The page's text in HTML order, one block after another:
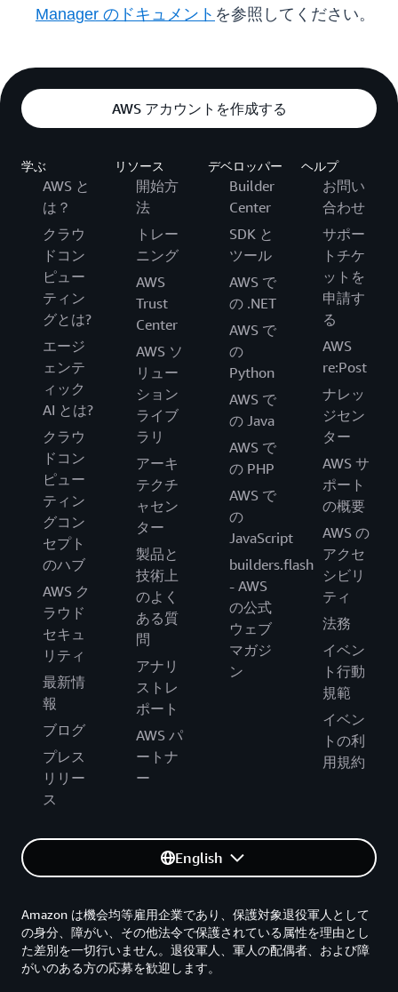
Manager のドキュメント を参照してください。
AWS アカウントを作成する
学ぶ
AWS と
は？
クラウ
ドコン
ピュー
ティン
グとは?
エージ
ェンテ
ィック
AI とは?
クラウ
ドコン
ピュー
ティン
グコン
セプト
のハブ
AWS ク
ラウド
セキュ
リティ
最新情
報
ブログ
プレス
リリー
ス
リソース
開始方
法
トレー
ニング
AWS
Trust
Center
AWS ソ
リュー
ション
ライブ
ラリ
アーキ
テクチ
ャセン
ター
製品と
技術上
のよく
ある質
問
アナリ
ストレ
ポート
AWS パ
ートナ
ー
デベロッパー
Builder
Center
SDK と
ツール
AWS で
の .NET
AWS で
の
Python
AWS で
の Java
AWS で
の PHP
AWS で
の
JavaScript
builders.flash
- AWS
の公式
ウェブ
マガジ
ン
ヘルプ
お問い
合わせ
サポー
トチケ
ットを
申請す
る
AWS
re:Post
ナレッ
ジセン
ター
AWS サ
ポート
の概要
AWS の
アクセ
シビリ
ティ
法務
イベン
ト行動
規範
イベン
トの利
用規約
English
Amazon は機会均等雇用企業であり、保護対象退役軍人として
の身分、障がい、その他法令で保護されている属性を理由とし
た差別を一切行いません。退役軍人、軍人の配偶者、および障
がいのある方の応募を歓迎します。